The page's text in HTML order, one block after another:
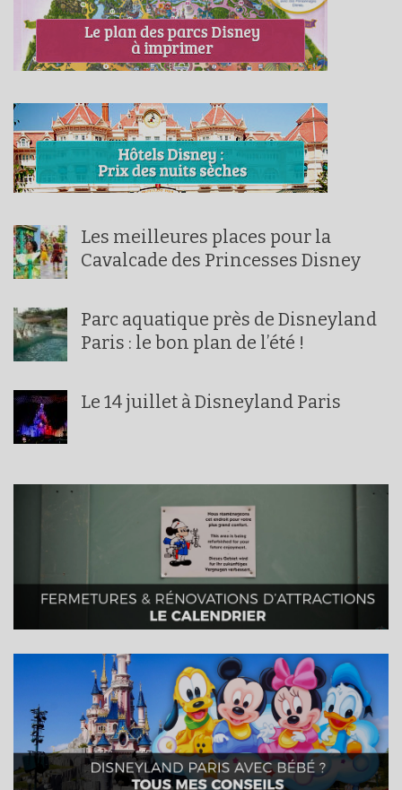
Les meilleures places pour la
Cavalcade des Princesses Disney
Parc aquatique près de Disneyland
Paris : le bon plan de l’été !
Le 14 juillet à Disneyland Paris